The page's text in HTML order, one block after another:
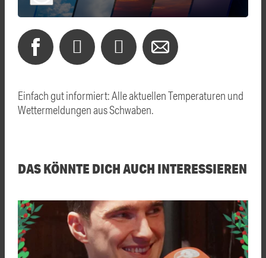
Einfach gut informiert: Alle aktuellen Temperaturen und
Wettermeldungen aus Schwaben.
DAS KÖNNTE DICH AUCH INTERESSIEREN